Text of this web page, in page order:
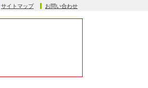
サイトマップ お問い合わせ